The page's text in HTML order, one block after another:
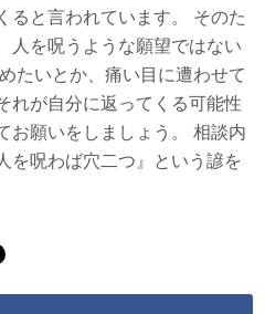
ると言われています。 そのた
人を呪うような願望ではない
たいとか、痛い目に遭わせて
れが自分に返ってくる可能性
お願いをしましょう。 相談内
を呪わば穴二つ』という諺を